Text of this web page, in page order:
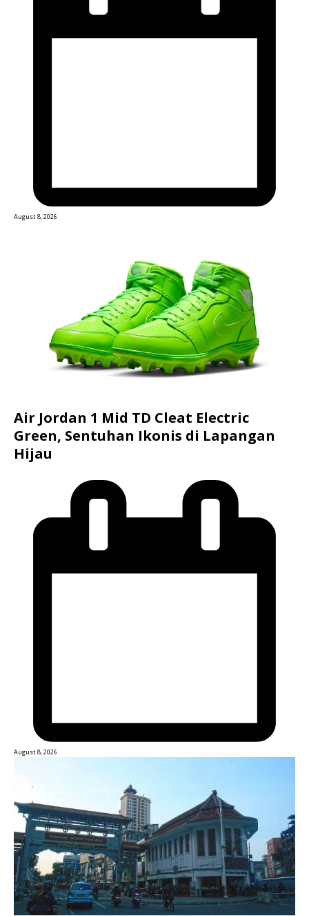
August 8, 2026
Air Jordan 1 Mid TD Cleat Electric
Green, Sentuhan Ikonis di Lapangan
Hijau
August 8, 2026